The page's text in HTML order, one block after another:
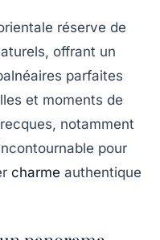
réserve de
offrant un
parfaites
et moments de
notamment
pour
charme authentique